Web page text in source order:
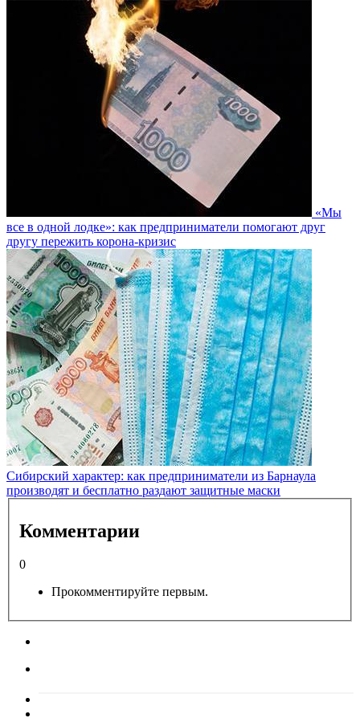
«Мы
все в одной лодке»: как предприниматели помогают друг
другу пережить корона-кризис
Сибирский характер: как предприниматели из Барнаула
производят и бесплатно раздают защитные маски
Комментарии
0
Прокомментируйте первым.